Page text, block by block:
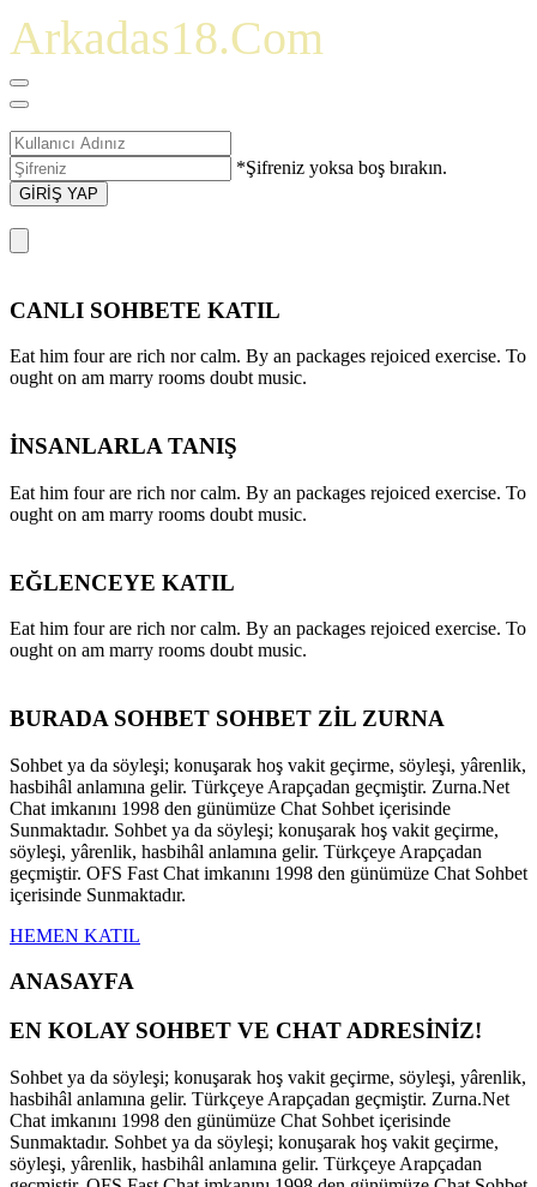
Arkadas18.Com
*Şifreniz yoksa boş bırakın.
GİRİŞ YAP
CANLI SOHBETE KATIL
Eat him four are rich nor calm. By an packages rejoiced exercise. To
ought on am marry rooms doubt music.
İNSANLARLA TANIŞ
Eat him four are rich nor calm. By an packages rejoiced exercise. To
ought on am marry rooms doubt music.
EĞLENCEYE KATIL
Eat him four are rich nor calm. By an packages rejoiced exercise. To
ought on am marry rooms doubt music.
BURADA SOHBET SOHBET ZİL ZURNA
Sohbet ya da söyleşi; konuşarak hoş vakit geçirme, söyleşi, yârenlik,
hasbihâl anlamına gelir. Türkçeye Arapçadan geçmiştir. Zurna.Net
Chat imkanını 1998 den günümüze Chat Sohbet içerisinde
Sunmaktadır. Sohbet ya da söyleşi; konuşarak hoş vakit geçirme,
söyleşi, yârenlik, hasbihâl anlamına gelir. Türkçeye Arapçadan
geçmiştir. OFS Fast Chat imkanını 1998 den günümüze Chat Sohbet
içerisinde Sunmaktadır.
HEMEN KATIL
ANASAYFA
EN KOLAY SOHBET VE CHAT ADRESİNİZ!
Sohbet ya da söyleşi; konuşarak hoş vakit geçirme, söyleşi, yârenlik,
hasbihâl anlamına gelir. Türkçeye Arapçadan geçmiştir. Zurna.Net
Chat imkanını 1998 den günümüze Chat Sohbet içerisinde
Sunmaktadır. Sohbet ya da söyleşi; konuşarak hoş vakit geçirme,
söyleşi, yârenlik, hasbihâl anlamına gelir. Türkçeye Arapçadan